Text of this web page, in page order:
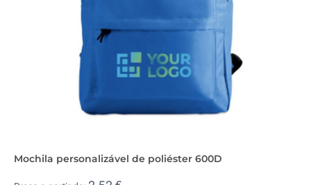
Mochila personalizável de poliéster 600D